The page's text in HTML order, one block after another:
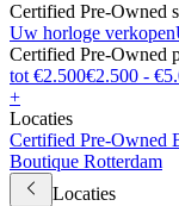
Certified Pre-Owned
Uw horloge verkopen
Certified Pre-Owned
tot €2.500€2.500 -
+
Locaties
Certified Pre-Owned
Boutique Rotterdam
Locaties